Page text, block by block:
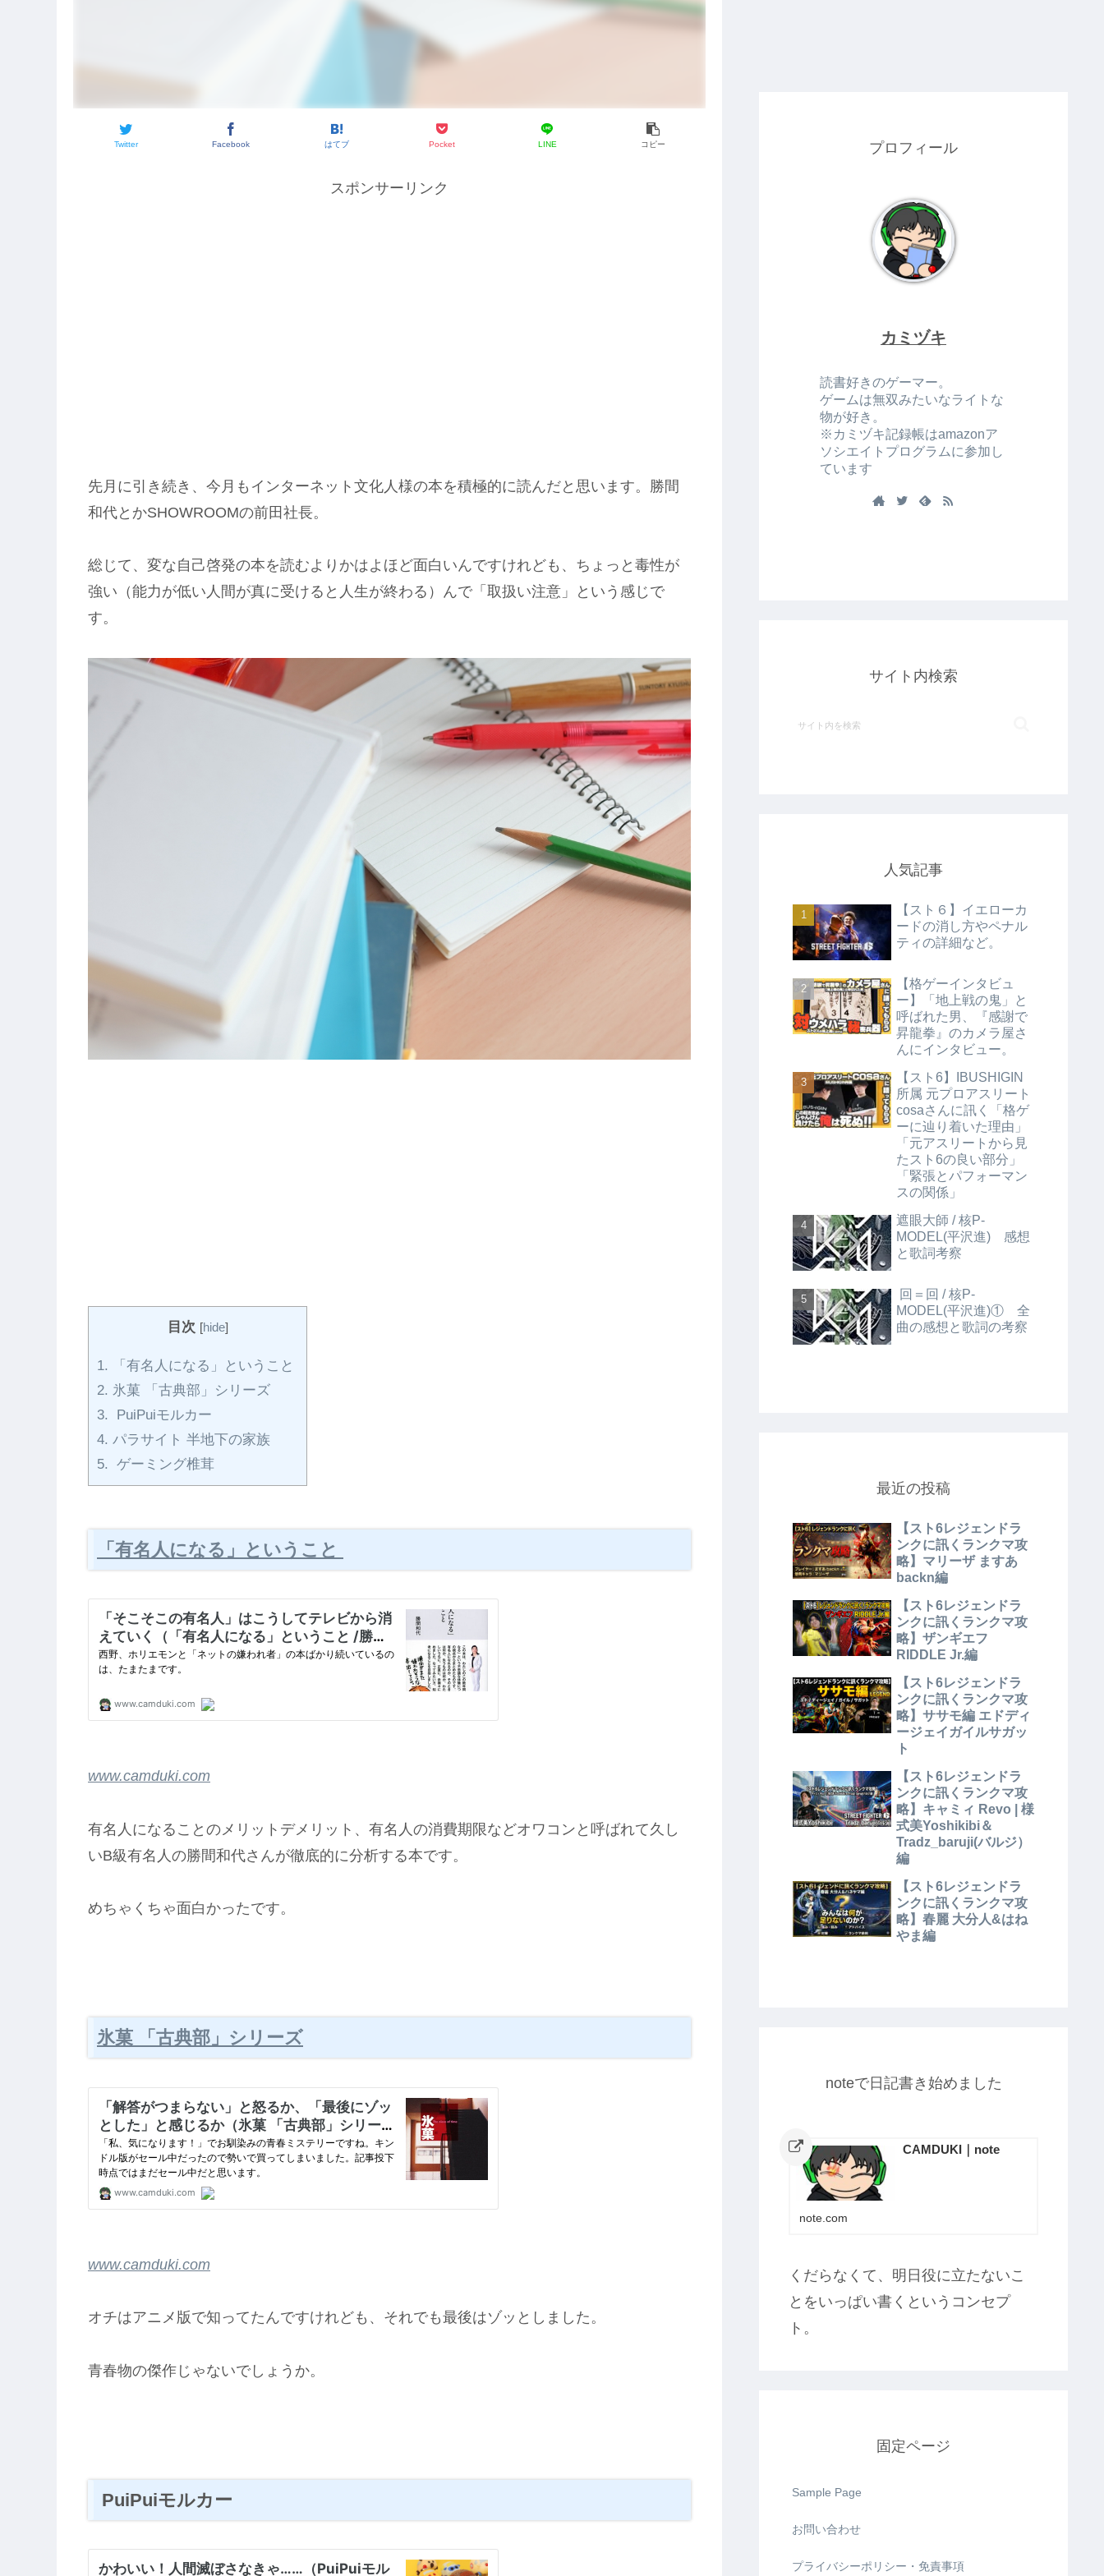
Twitter Facebook はてブ Pocket LINE コピー
スポンサーリンク
先月に引き続き、今月もインターネット文化人様の本を積極的に読んだと思います。勝間
和代とかSHOWROOMの前田社長。
総じて、変な自己啓発の本を読むよりかはよほど面白いんですけれども、ちょっと毒性が
強い（能力が低い人間が真に受けると人生が終わる）んで「取扱い注意」という感じで
す。
目次 [hide]
1.
「有名人になる」ということ
2. 氷菓 「古典部」シリーズ
3.
PuiPuiモルカー
4. パラサイト 半地下の家族
5.
ゲーミング椎茸
「有名人になる」ということ
www.camduki.com
有名人になることのメリットデメリット、有名人の消費期限などオワコンと呼ばれて久し
いB級有名人の勝間和代さんが徹底的に分析する本です。
めちゃくちゃ面白かったです。
氷菓 「古典部」シリーズ
www.camduki.com
オチはアニメ版で知ってたんですけれども、それでも最後はゾッとしました。
青春物の傑作じゃないでしょうか。
PuiPuiモルカー
プロフィール
カミヅキ
読書好きのゲーマー。
ゲームは無双みたいなライトな
物が好き。
※カミヅキ記録帳はamazonア
ソシエイトプログラムに参加し
ています
サイト内検索
人気記事
【スト６】イエローカ
ードの消し方やペナル
ティの詳細など。
【格ゲーインタビュ
ー】「地上戦の鬼」と
呼ばれた男、『感謝で
昇龍拳』のカメラ屋さ
んにインタビュー。
【スト6】IBUSHIGIN
所属 元プロアスリート
cosaさんに訊く「格ゲ
ーに辿り着いた理由」
「元アスリートから見
たスト6の良い部分」
「緊張とパフォーマン
スの関係」
遮眼大師 / 核P-
MODEL(平沢進) 感想
と歌詞考察
回＝回 / 核P-
MODEL(平沢進)① 全
曲の感想と歌詞の考察
最近の投稿
【スト6レジェンドラ
ンクに訊くランクマ攻
略】マリーザ ますあ
backn編
【スト6レジェンドラ
ンクに訊くランクマ攻
略】ザンギエフ
RIDDLE Jr.編
【スト6レジェンドラ
ンクに訊くランクマ攻
略】ササモ編 エドディ
ージェイガイルサガッ
ト
【スト6レジェンドラ
ンクに訊くランクマ攻
略】キャミィ Revo | 様
式美Yoshikibi＆
Tradz_baruji(バルジ）
編
【スト6レジェンドラ
ンクに訊くランクマ攻
略】春麗 大分人&はね
やま編
noteで日記書き始めました
CAMDUKI｜note
note.com
くだらなくて、明日役に立たないこ
とをいっぱい書くというコンセプ
ト。
固定ページ
Sample Page
お問い合わせ
プライバシーポリシー・免責事項